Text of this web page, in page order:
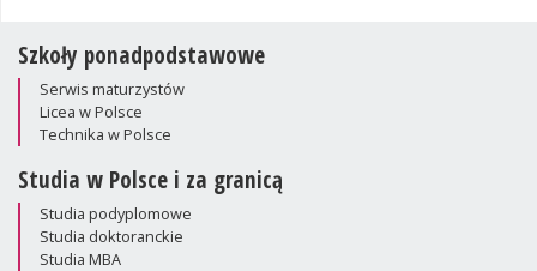
Szkoły ponadpodstawowe
Serwis maturzystów
Licea w Polsce
Technika w Polsce
Studia w Polsce i za granicą
Studia podyplomowe
Studia doktoranckie
Studia MBA